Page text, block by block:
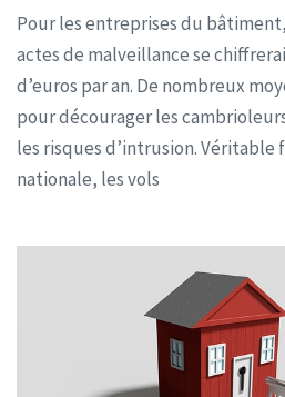
Pour les entreprises du
actes de malveillance se
d’euros par an. De nombreux
pour décourager les
les risques d’intrusion. Véritable
nationale, les vols